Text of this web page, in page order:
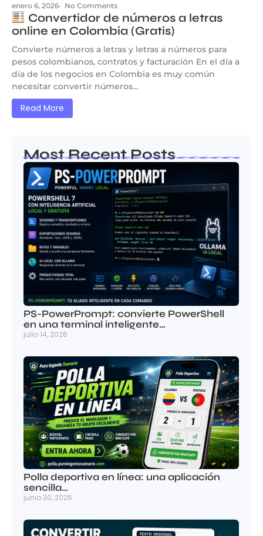
enero 6, 2026- No Comments
Convertidor de números a letras
online en Colombia (Gratis)
Convierte números a letras y letras a números para
pesos colombianos, contratos y facturación En el día a
día de los negocios en Colombia es muy común
necesitar convertir números...
Read More
Most Recent Posts
PS-PowerPrompt: convierte PowerShell
en una terminal inteligente…
julio 14, 2026
Polla deportiva en línea: una aplicación
sencilla…
junio 30, 2026